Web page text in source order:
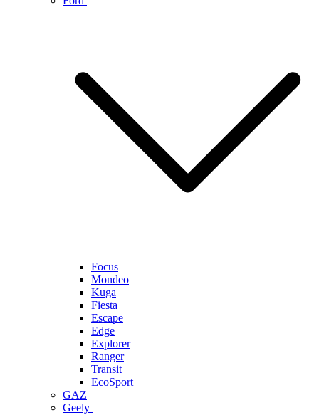
Focus
Mondeo
Kuga
Fiesta
Escape
Edge
Explorer
Ranger
Transit
EcoSport
GAZ
Geely